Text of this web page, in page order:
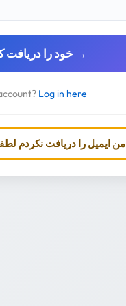
چت HTML5 خود را دریافت کنید →
Log in here
من ایمیل را دریافت نکردم